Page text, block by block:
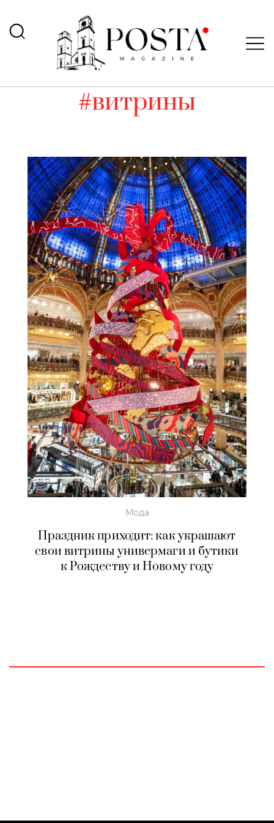
#витрины
Мода
Праздник приходит: как украшают
свои витрины универмаги и бутики
к Рождеству и Новому году